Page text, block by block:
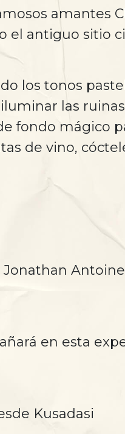
amantes
el antiguo sitio
los tonos
las
fondo mágico
de vino,
en esta
Kusadasi